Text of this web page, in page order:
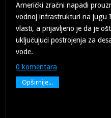
Američki zračni napadi
vodnoj infrastrukturi na jugu
vlasti, a prijavljeno je da je
uključujući postrojenja za
vode.
0 komentara
Opširnije...